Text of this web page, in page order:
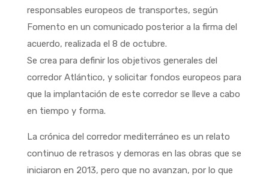
responsables europeos de transportes, según
Fomento en un comunicado posterior a la firma del
acuerdo, realizada el 8 de octubre.
Se crea para definir los objetivos generales del
corredor Atlántico, y solicitar fondos europeos para
que la implantación de este corredor se lleve a cabo
en tiempo y forma.
La crónica del corredor mediterráneo es un relato
continuo de retrasos y demoras en las obras que se
iniciaron en 2013, pero que no avanzan, por lo que